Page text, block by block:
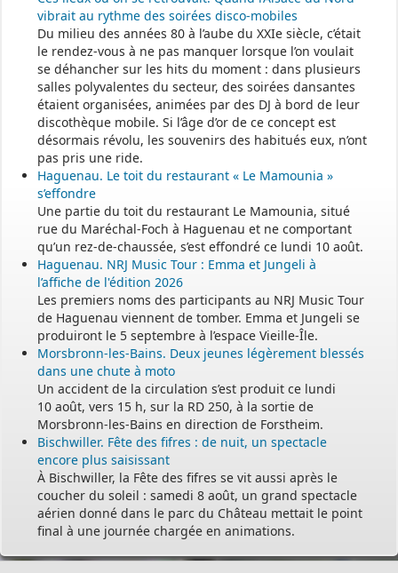
vibrait au rythme des soirées disco-mobiles
Du milieu des années 80 à l’aube du XXIe siècle, c’était
le rendez-vous à ne pas manquer lorsque l’on voulait
se déhancher sur les hits du moment : dans plusieurs
salles polyvalentes du secteur, des soirées dansantes
étaient organisées, animées par des DJ à bord de leur
discothèque mobile. Si l’âge d’or de ce concept est
désormais révolu, les souvenirs des habitués eux, n’ont
pas pris une ride.
Haguenau. Le toit du restaurant « Le Mamounia »
s’effondre
Une partie du toit du restaurant Le Mamounia, situé
rue du Maréchal-Foch à Haguenau et ne comportant
qu’un rez-de-chaussée, s’est effondré ce lundi 10 août.
Haguenau. NRJ Music Tour : Emma et Jungeli à
l’affiche de l'édition 2026
Les premiers noms des participants au NRJ Music Tour
de Haguenau viennent de tomber. Emma et Jungeli se
produiront le 5 septembre à l’espace Vieille-Île.
Morsbronn-les-Bains. Deux jeunes légèrement blessés
dans une chute à moto
Un accident de la circulation s’est produit ce lundi
10 août, vers 15 h, sur la RD 250, à la sortie de
Morsbronn-les-Bains en direction de Forstheim.
Bischwiller. Fête des fifres : de nuit, un spectacle
encore plus saisissant
À Bischwiller, la Fête des fifres se vit aussi après le
coucher du soleil : samedi 8 août, un grand spectacle
aérien donné dans le parc du Château mettait le point
final à une journée chargée en animations.